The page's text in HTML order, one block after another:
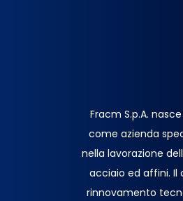
Fracm S.p.A.
come azienda
nella lavorazione
acciaio ed affini. Il
rinnovamento